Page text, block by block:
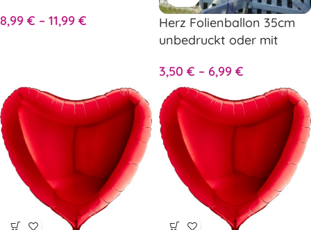
8,99 € – 11,99 €
Herz Folienballon 35cm
unbedruckt oder mit
3,50 € – 6,99 €